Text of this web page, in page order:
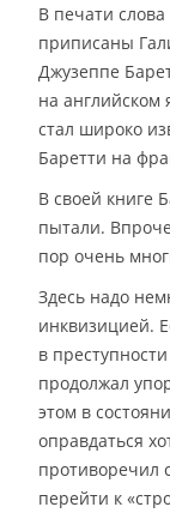
В печати слова
приписаны
Джузеппе
на английском
стал широко
Баретти на
В своей книге
пытали.
пор очень
Здесь надо
инквизицией.
в
продолжал
этом в
оправдаться
противоречил
перейти к